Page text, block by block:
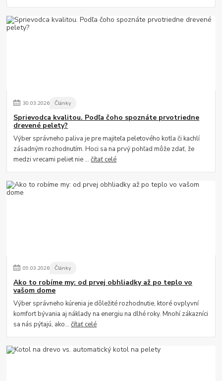
30.03.2026 Články
Sprievodca kvalitou. Podľa čoho spoznáte prvotriedne
drevené pelety?
Výber správneho paliva je pre majiteľa peletového kotla či kachlí
zásadným rozhodnutím. Hoci sa na prvý pohľad môže zdať, že
medzi vrecami peliet nie ...čítať celé
09.03.2026 Články
Ako to robíme my: od prvej obhliadky až po teplo vo
vašom dome
Výber správneho kúrenia je dôležité rozhodnutie, ktoré ovplyvní
komfort bývania aj náklady na energiu na dlhé roky. Mnohí zákazníci
sa nás pýtajú, ako...čítať celé